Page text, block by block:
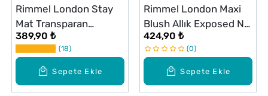
Sepete Ekle
Rimmel London Stay
Mat Transparan
Pressed Pudra No: 001
389,90 ₺
18
Sepete Ekle
Rimmel London Maxi
Blush Allık Exposed No:
06
424,90 ₺
0